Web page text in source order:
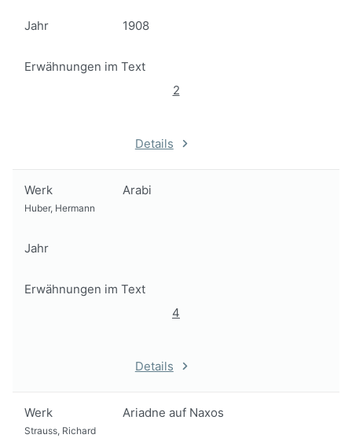
Jahr 1908
Erwähnungen im Text
2
Details
Werk Arabi
Huber, Hermann
Jahr
Erwähnungen im Text
4
Details
Werk Ariadne auf Naxos
Strauss, Richard